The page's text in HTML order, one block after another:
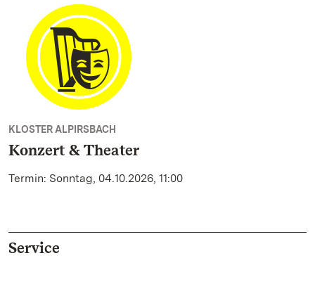
KLOSTER ALPIRSBACH
Konzert & Theater
Termin: Sonntag, 04.10.2026, 11:00
Service